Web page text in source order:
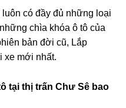
luôn có đầy đủ những loại
chìa khóa ô tô của
bản đời cũ, Lắp
xe mới nhất.
tại thị trấn Chư Sê bao